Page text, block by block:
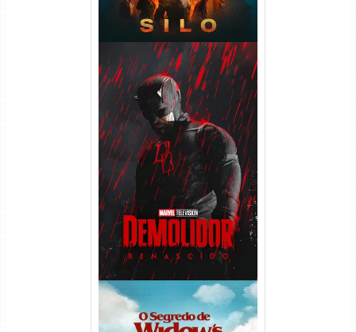
Demolidor: Renascido 2ª
Temporada (2026) WEB-DL
1080p Dual Áudio